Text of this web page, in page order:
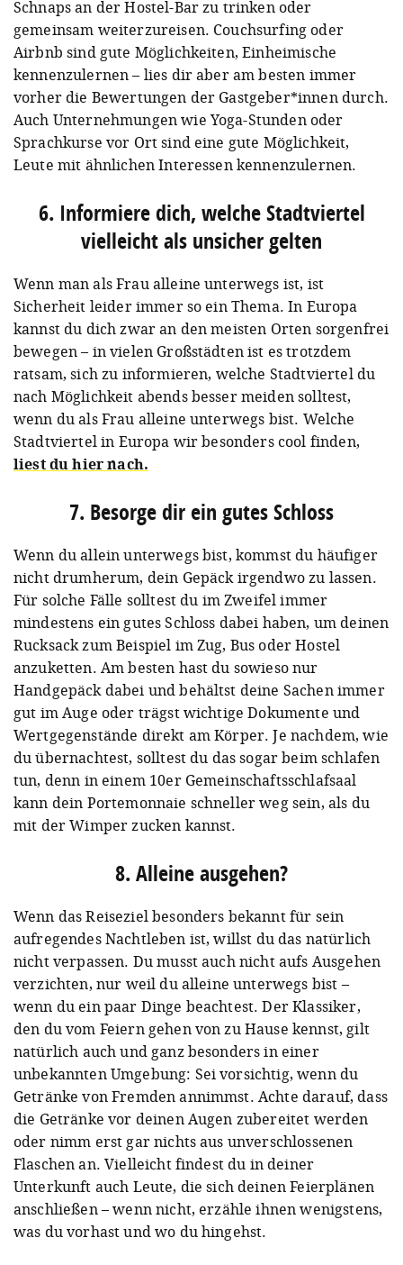
Schnaps an der Hostel-Bar zu trinken oder
gemeinsam weiterzureisen. Couchsurfing oder
Airbnb sind gute Möglichkeiten, Einheimische
kennenzulernen – lies dir aber am besten immer
vorher die Bewertungen der Gastgeber*innen durch.
Auch Unternehmungen wie Yoga-Stunden oder
Sprachkurse vor Ort sind eine gute Möglichkeit,
Leute mit ähnlichen Interessen kennenzulernen.
6. Informiere dich, welche Stadtviertel
vielleicht als unsicher gelten
Wenn man als Frau alleine unterwegs ist, ist
Sicherheit leider immer so ein Thema. In Europa
kannst du dich zwar an den meisten Orten sorgenfrei
bewegen – in vielen Großstädten ist es trotzdem
ratsam, sich zu informieren, welche Stadtviertel du
nach Möglichkeit abends besser meiden solltest,
wenn du als Frau alleine unterwegs bist. Welche
Stadtviertel in Europa wir besonders cool finden,
liest du hier nach.
7. Besorge dir ein gutes Schloss
Wenn du allein unterwegs bist, kommst du häufiger
nicht drumherum, dein Gepäck irgendwo zu lassen.
Für solche Fälle solltest du im Zweifel immer
mindestens ein gutes Schloss dabei haben, um deinen
Rucksack zum Beispiel im Zug, Bus oder Hostel
anzuketten. Am besten hast du sowieso nur
Handgepäck dabei und behältst deine Sachen immer
gut im Auge oder trägst wichtige Dokumente und
Wertgegenstände direkt am Körper. Je nachdem, wie
du übernachtest, solltest du das sogar beim schlafen
tun, denn in einem 10er Gemeinschaftsschlafsaal
kann dein Portemonnaie schneller weg sein, als du
mit der Wimper zucken kannst.
8. Alleine ausgehen?
Wenn das Reiseziel besonders bekannt für sein
aufregendes Nachtleben ist, willst du das natürlich
nicht verpassen. Du musst auch nicht aufs Ausgehen
verzichten, nur weil du alleine unterwegs bist –
wenn du ein paar Dinge beachtest. Der Klassiker,
den du vom Feiern gehen von zu Hause kennst, gilt
natürlich auch und ganz besonders in einer
unbekannten Umgebung: Sei vorsichtig, wenn du
Getränke von Fremden annimmst. Achte darauf, dass
die Getränke vor deinen Augen zubereitet werden
oder nimm erst gar nichts aus unverschlossenen
Flaschen an. Vielleicht findest du in deiner
Unterkunft auch Leute, die sich deinen Feierplänen
anschließen – wenn nicht, erzähle ihnen wenigstens,
was du vorhast und wo du hingehst.